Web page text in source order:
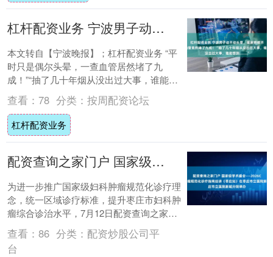
杠杆配资业务 宁波男子动不动头晕，搓麻将都不香了，一查血管竟然堵了九成！“抽了几十年烟从没出过大事，谁能想到……”
本文转自【宁波晚报】；杠杆配资业务 “平
时只是偶尔头晕，一查血管居然堵了九
成！”“抽了几十年烟从没出过大事，谁能想
到颈动脉、心脏血管一起堵牢。”宁波市第二
医院神....
查看： 78 分类： 按周配资论坛
杠杆配资业务
配资查询之家门户 国家级学术盛会——2026CSCO妇科肿瘤规范化诊疗指南巡讲（枣庄站）在枣庄市立医院新城分院举办
为进一步推广国家级妇科肿瘤规范化诊疗理
念，统一区域诊疗标准，提升枣庄市妇科肿
瘤综合诊治水平，7月12日配资查询之家门
户，由中国临床肿瘤学会（CSCO）、北京
市希....
查看： 86 分类： 配资炒股公司平
台